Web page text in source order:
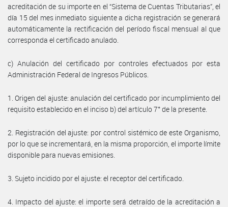
acreditación de su importe en el “Sistema de Cuentas Tributarias”, el
día 15 del mes inmediato siguiente a dicha registración se generará
automáticamente la rectificación del período fiscal mensual al que
corresponda el certificado anulado.
c) Anulación del certificado por controles efectuados por esta
Administración Federal de Ingresos Públicos.
1. Origen del ajuste: anulación del certificado por incumplimiento del
requisito establecido en el inciso b) del artículo 7° de la presente.
2. Registración del ajuste: por control sistémico de este Organismo,
por lo que se incrementará, en la misma proporción, el importe límite
disponible para nuevas emisiones.
3. Sujeto incidido por el ajuste: el receptor del certificado.
4. Impacto del ajuste: el importe será detraído de la acreditación a